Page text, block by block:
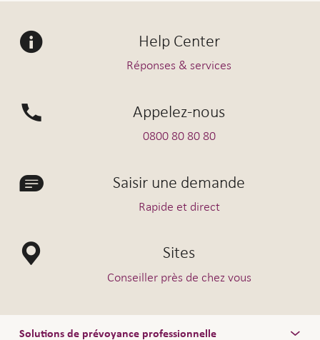
Help Center
Réponses & services
Appelez-nous
0800 80 80 80
Saisir une demande
Rapide et direct
Sites
Conseiller près de chez vous
Solutions de prévoyance professionnelle